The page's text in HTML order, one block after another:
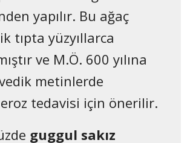
yapılır. Bu ağaç
tıpta yüzyıllarca
ve M.Ö. 600 yılına
metinlerde
tedavisi için önerilir.
guggul sakız